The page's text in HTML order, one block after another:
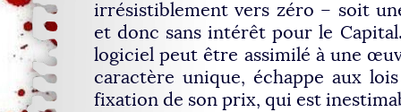
irrésistiblement vers zéro – soit
et donc sans intérêt pour le
logiciel peut être assimilé à une
caractère unique, échappe aux
fixation de son prix, qui est